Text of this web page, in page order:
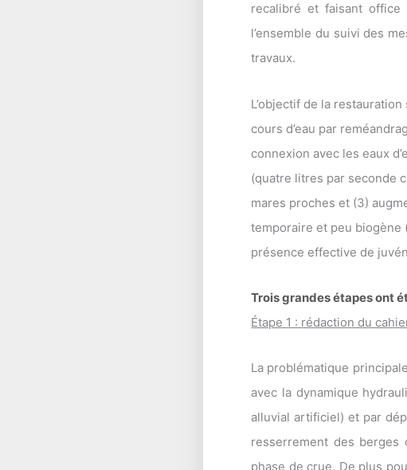
recalibré et faisant office
l’ensemble du suivi des
travaux.
L’objectif de la
cours d’eau par
connexion avec les eaux
(quatre litres par seconde
mares proches et (3)
temporaire et peu biogène
présence effective de
Trois grandes étapes ont
Étape 1 : rédaction du
La problématique
avec la dynamique
alluvial artificiel) et par
resserrement des berges
phase de crue. De plus